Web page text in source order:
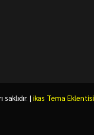
| ikas Tema Eklentisi